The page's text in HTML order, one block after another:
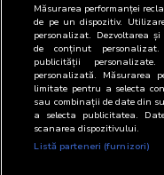
Măsurarea performanței
de pe un dispozitiv.
personalizat. Dezvoltarea
de conținut
publicității
personalizată. Măsurarea
limitate pentru a selecta
sau combinații de date din
a selecta publicitatea.
scanarea dispozitivului.
Listă parteneri (furnizori)